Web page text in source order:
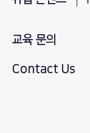
교육 문의
Contact Us